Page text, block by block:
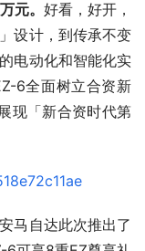
元。 好看，好开，
设计，到传承不变
电动化和智能化实
6全面树立合资新
现「新合资时代第
马自达此次推出了